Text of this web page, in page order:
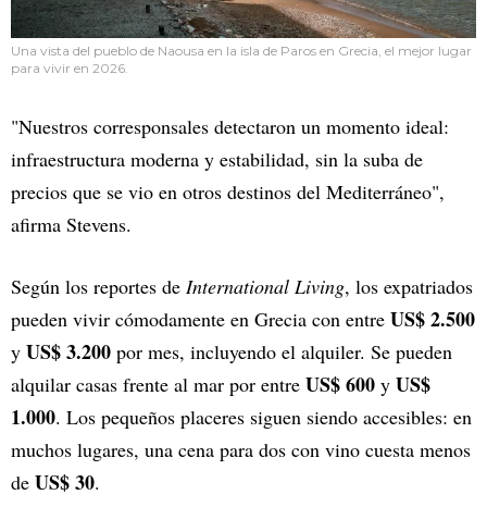
Una vista del pueblo de Naousa en la isla de Paros en Grecia, el mejor lugar
para vivir en 2026.
"Nuestros corresponsales detectaron un momento ideal:
infraestructura moderna y estabilidad, sin la suba de
precios que se vio en otros destinos del Mediterráneo",
afirma Stevens.
Según los reportes de International Living, los expatriados
pueden vivir cómodamente en Grecia con entre US$ 2.500
y US$ 3.200 por mes, incluyendo el alquiler. Se pueden
alquilar casas frente al mar por entre US$ 600 y US$
1.000. Los pequeños placeres siguen siendo accesibles: en
muchos lugares, una cena para dos con vino cuesta menos
de US$ 30.